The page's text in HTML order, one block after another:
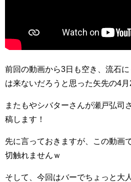
前回の動画から3日も空き、流石
は来ないだろうと思った矢先の4月
またもやシバターさんが瀬戸弘司
稿します！
先に言っておきますが、この動画
切触れませんｗ
そして、今回はバーでちょっと大